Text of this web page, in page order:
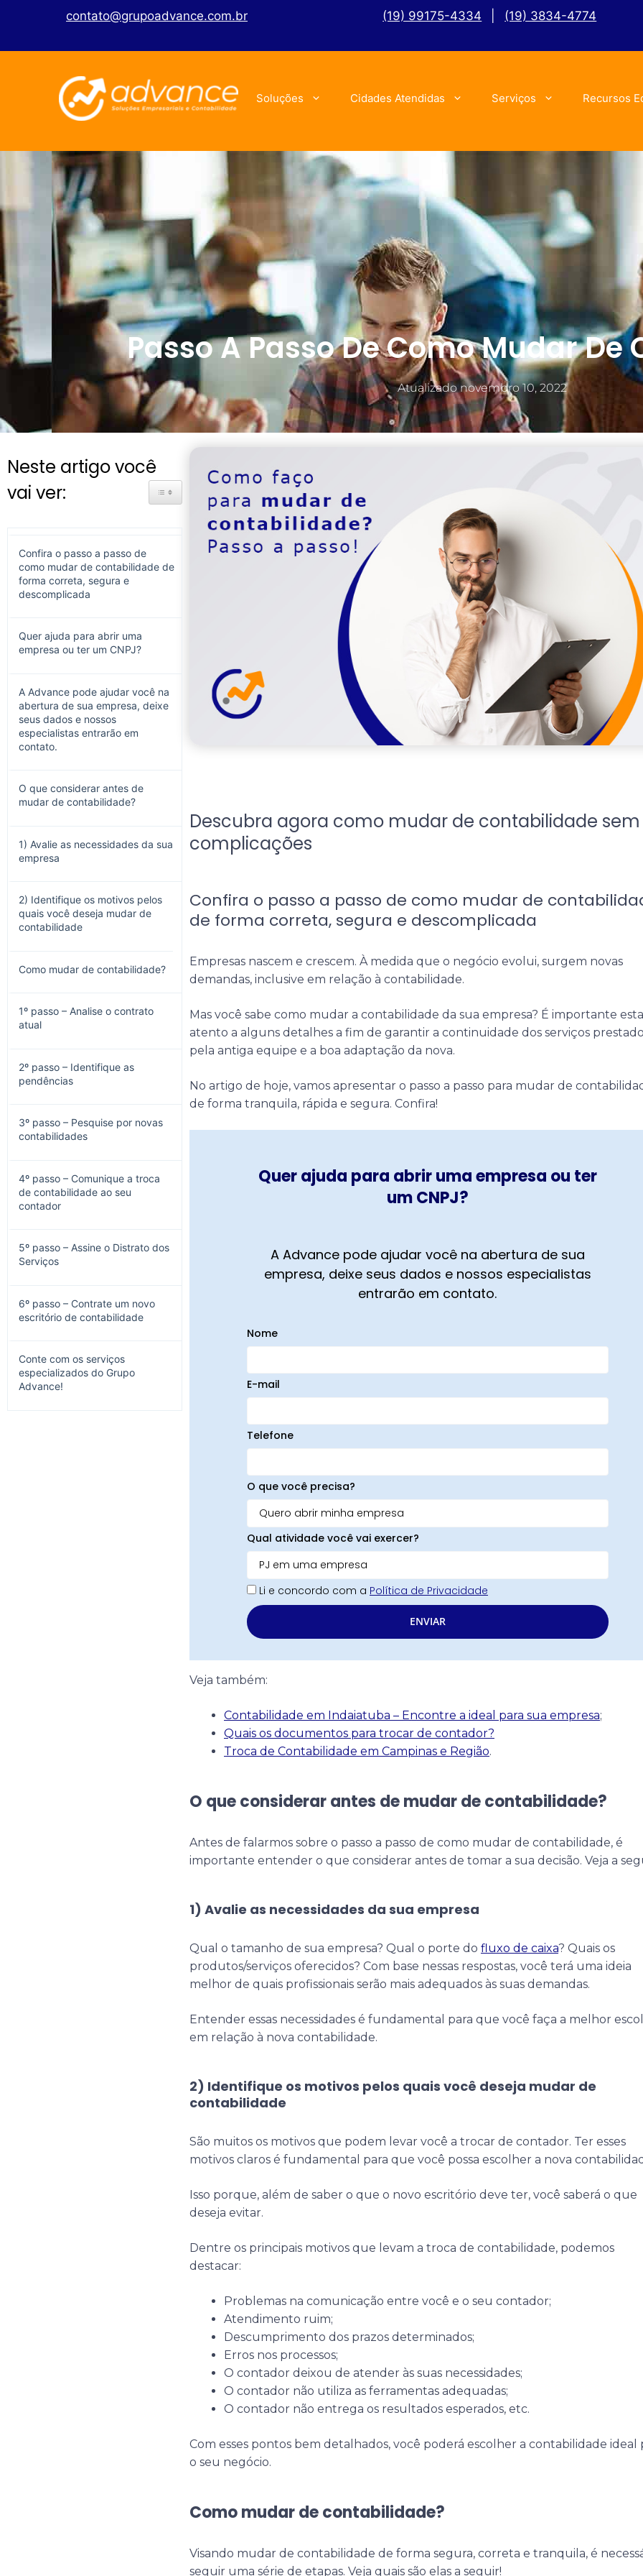
contato@grupoadvance.com.br (19) 99175-4334 (19) 3834-4774
Soluções Cidades Atendidas Serviços Recursos
Passo A Passo De Como Mudar
Atualizado novembro 10, 2022
Neste artigo você
vai ver:
Toggle Table of Content
Confira o passo a passo de
como mudar de contabilidade de
forma correta, segura e
descomplicada
Quer ajuda para abrir uma
empresa ou ter um CNPJ?
A Advance pode ajudar você na
abertura de sua empresa, deixe
seus dados e nossos
especialistas entrarão em
contato.
O que considerar antes de
mudar de contabilidade?
1) Avalie as necessidades da sua
empresa
2) Identifique os motivos pelos
quais você deseja mudar de
contabilidade
Como mudar de contabilidade?
1º passo – Analise o contrato
atual
2º passo – Identifique as
pendências
3º passo – Pesquise por novas
contabilidades
4º passo – Comunique a troca
de contabilidade ao seu
contador
5º passo – Assine o Distrato dos
Serviços
6º passo – Contrate um novo
escritório de contabilidade
Conte com os serviços
especializados do Grupo
Advance!
Descubra agora como mudar de contabilidade sem
complicações
Confira o passo a passo de como mudar de
de forma correta, segura e descomplicada
Empresas nascem e crescem. À medida que o negócio evolui, surgem novas
demandas, inclusive em relação à contabilidade.
Mas você sabe como mudar a contabilidade da sua empresa? É importante
atento a alguns detalhes a fim de garantir a continuidade dos serviços
pela antiga equipe e a boa adaptação da nova.
No artigo de hoje, vamos apresentar o passo a passo para mudar de
de forma tranquila, rápida e segura. Confira!
Quer ajuda para abrir uma empresa ou ter
um CNPJ?
A Advance pode ajudar você na abertura de sua
empresa, deixe seus dados e nossos especialistas
entrarão em contato.
Nome
E-mail
Telefone
O que você precisa?
Qual atividade você vai exercer?
Li e concordo com a Política de Privacidade
ENVIAR
Veja também:
Contabilidade em Indaiatuba – Encontre a ideal para sua empresa;
Quais os documentos para trocar de contador?
Troca de Contabilidade em Campinas e Região.
O que considerar antes de mudar de contabilidade?
Antes de falarmos sobre o passo a passo de como mudar de contabilidade, é
importante entender o que considerar antes de tomar a sua decisão. Veja a
1) Avalie as necessidades da sua empresa
Qual o tamanho de sua empresa? Qual o porte do fluxo de caixa? Quais os
produtos/serviços oferecidos? Com base nessas respostas, você terá uma ideia
melhor de quais profissionais serão mais adequados às suas demandas.
Entender essas necessidades é fundamental para que você faça a melhor
em relação à nova contabilidade.
2) Identifique os motivos pelos quais você deseja mudar de
contabilidade
São muitos os motivos que podem levar você a trocar de contador. Ter esses
motivos claros é fundamental para que você possa escolher a nova
Isso porque, além de saber o que o novo escritório deve ter, você saberá o que
deseja evitar.
Dentre os principais motivos que levam a troca de contabilidade, podemos
destacar:
Problemas na comunicação entre você e o seu contador;
Atendimento ruim;
Descumprimento dos prazos determinados;
Erros nos processos;
O contador deixou de atender às suas necessidades;
O contador não utiliza as ferramentas adequadas;
O contador não entrega os resultados esperados, etc.
Com esses pontos bem detalhados, você poderá escolher a contabilidade ideal
o seu negócio.
Como mudar de contabilidade?
Visando mudar de contabilidade de forma segura, correta e tranquila, é
seguir uma série de etapas. Veja quais são elas a seguir!